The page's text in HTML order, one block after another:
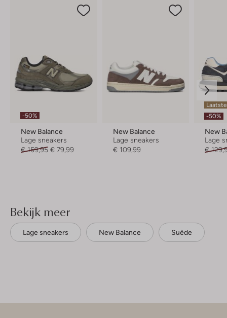
-50%
New Balance
Lage sneakers
€ 159,95 € 79,99
New Balance
Lage sneakers
€ 109,99
-50%
New
Lage
€
Bekijk meer
Lage sneakers New Balance Suède